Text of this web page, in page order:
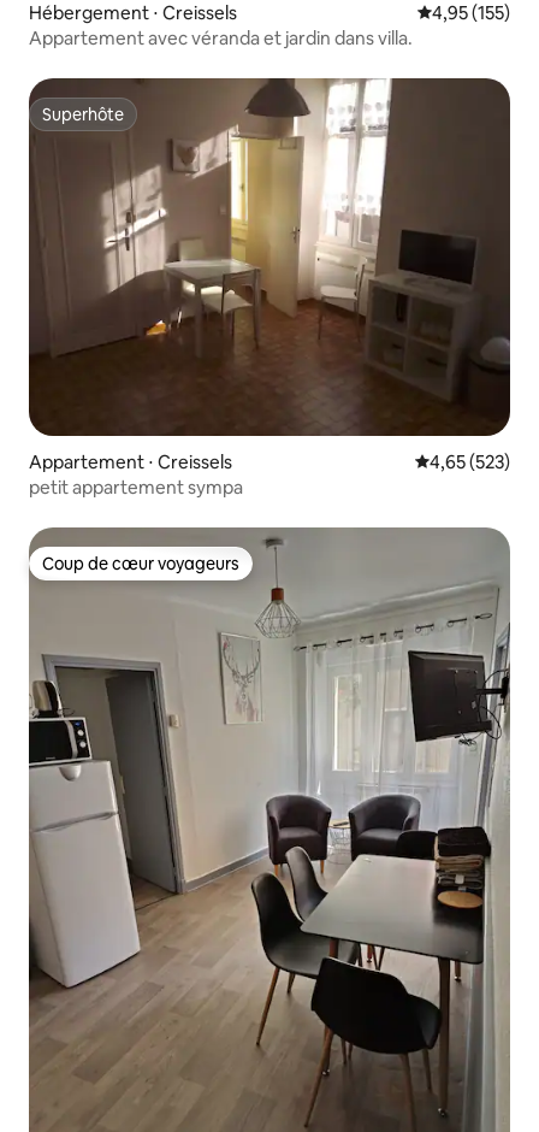
Hébergement ⋅ Creissels Évaluation
4,95 (155)
Appartement avec véranda et jardin dans villa.
Superhôte
Superhôte
Appartement ⋅ Creissels Évaluation
4,65 (523)
petit appartement sympa
Coup de cœur voyageurs
Coup de cœur voyageurs